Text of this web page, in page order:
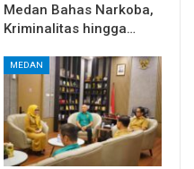
Medan Bahas Narkoba,
Kriminalitas hingga…
MEDAN